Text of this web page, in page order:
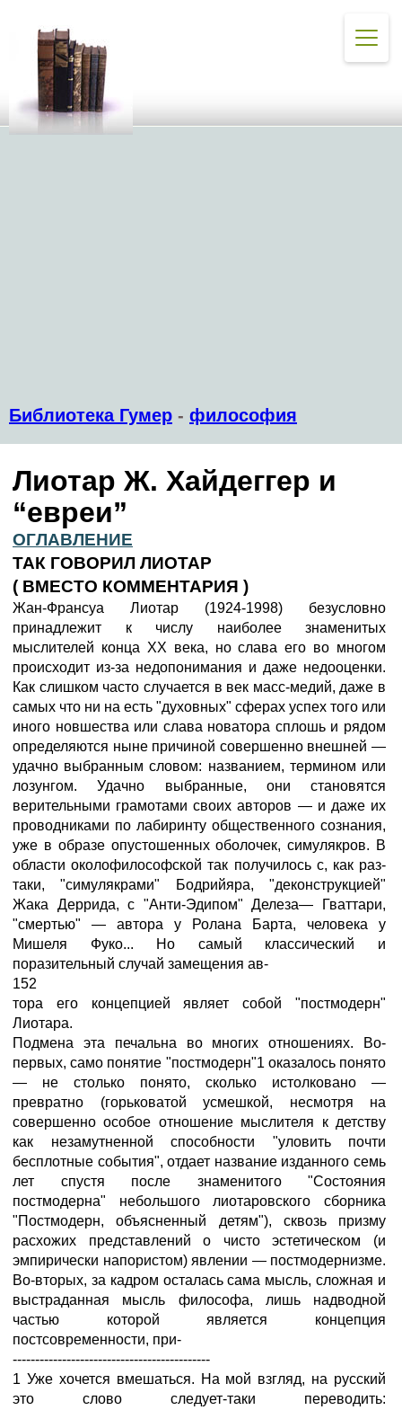
Библиотека Гумер - философия
Лиотар Ж. Хайдеггер и
“евреи”
ОГЛАВЛЕНИЕ
ТАК ГОВОРИЛ ЛИОТАР
( ВМЕСТО КОММЕНТАРИЯ )
Жан-Франсуа Лиотар (1924-1998) безусловно
принадлежит к числу наиболее знаменитых
мыслителей конца XX века, но слава его во многом
происходит из-за недопонимания и даже недооценки.
Как слишком часто случается в век масс-медий, даже в
самых что ни на есть "духовных" сферах успех того или
иного новшества или слава новатора сплошь и рядом
определяются ныне причиной совершенно внешней —
удачно выбранным словом: названием, термином или
лозунгом. Удачно выбранные, они становятся
верительными грамотами своих авторов — и даже их
проводниками по лабиринту общественного сознания,
уже в образе опустошенных оболочек, симулякров. В
области околофилософской так получилось с, как раз-
таки, "симулякрами" Бодрийяра, "деконструкцией"
Жака Деррида, с "Анти-Эдипом" Делеза— Гваттари,
"смертью" — автора у Ролана Барта, человека у
Мишеля Фуко... Но самый классический и
поразительный случай замещения ав-
152
тора его концепцией являет собой "постмодерн"
Лиотара.
Подмена эта печальна во многих отношениях. Во-
первых, само понятие "постмодерн"1 оказалось понято
— не столько понято, сколько истолковано —
превратно (горьковатой усмешкой, несмотря на
совершенно особое отношение мыслителя к детству
как незамутненной способности "уловить почти
бесплотные события", отдает название изданного семь
лет спустя после знаменитого "Состояния
постмодерна" небольшого лиотаровского сборника
"Постмодерн, объясненный детям"), сквозь призму
расхожих представлений о чисто эстетическом (и
эмпирически напористом) явлении — постмодернизме.
Во-вторых, за кадром осталась сама мысль, сложная и
выстраданная мысль философа, лишь надводной
частью которой является концепция
постсовременности, при-
--------------------------------------------
1 Уже хочется вмешаться. На мой взгляд, на русский
это слово следует-таки переводить: